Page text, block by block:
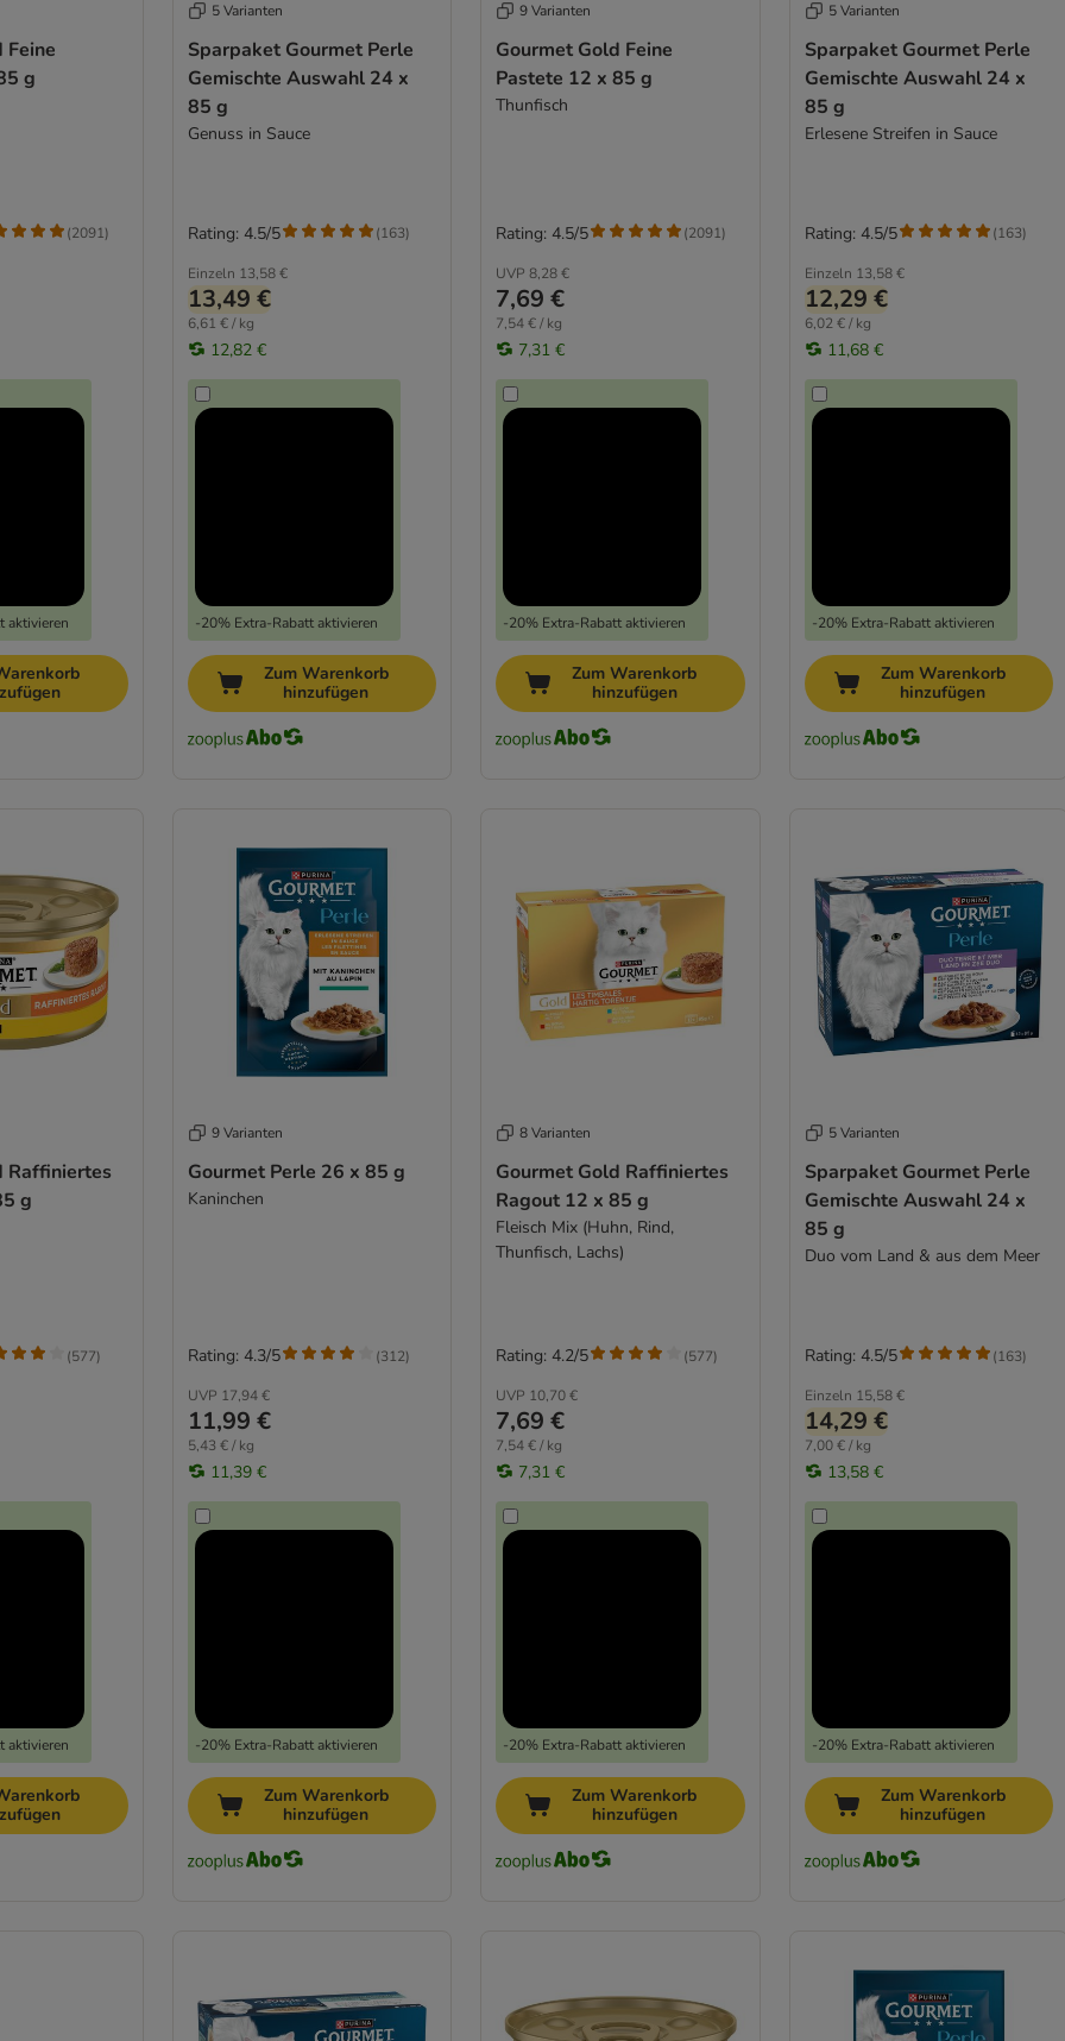
Feine
g
aktivieren
(2091)
5 Varianten
Sparpaket Gourmet Perle
Gemischte Auswahl 24 x
85 g
Genuss in Sauce
Einzeln 13,58 €
13,49 €
6,61 € / kg
12,82 €
-20% Extra-Rabatt aktivieren
Rating: 4.5/5 (163)
Zum Warenkorb
hinzufügen
9 Varianten
Gourmet Gold Feine
Pastete 12 x 85 g
Thunfisch
UVP 8,28 €
7,69 €
7,54 € / kg
7,31 €
-20% Extra-Rabatt aktivieren
Rating: 4.5/5 (2091)
Zum Warenkorb
hinzufügen
5 Varianten
Sparpaket Gourmet Perle
Gemischte Auswahl 24 x
85 g
Erlesene Streifen in Sauce
Einzeln 13,58 €
12,29 €
6,02 € / kg
11,68 €
-20% Extra-Rabatt aktivieren
Rating: 4.5/5 (163)
Zum Warenkorb
hinzufügen
Raffiniertes
g
aktivieren
(577)
9 Varianten
Gourmet Perle 26 x 85 g
Kaninchen
UVP 17,94 €
11,99 €
5,43 € / kg
11,39 €
-20% Extra-Rabatt aktivieren
Rating: 4.3/5 (312)
Zum Warenkorb
hinzufügen
8 Varianten
Gourmet Gold Raffiniertes
Ragout 12 x 85 g
Fleisch Mix (Huhn, Rind,
Thunfisch, Lachs)
UVP 10,70 €
7,69 €
7,54 € / kg
7,31 €
-20% Extra-Rabatt aktivieren
Rating: 4.2/5 (577)
Zum Warenkorb
hinzufügen
5 Varianten
Sparpaket Gourmet Perle
Gemischte Auswahl 24 x
85 g
Duo vom Land & aus dem Meer
Einzeln 15,58 €
14,29 €
7,00 € / kg
13,58 €
-20% Extra-Rabatt aktivieren
Rating: 4.5/5 (163)
Zum Warenkorb
hinzufügen